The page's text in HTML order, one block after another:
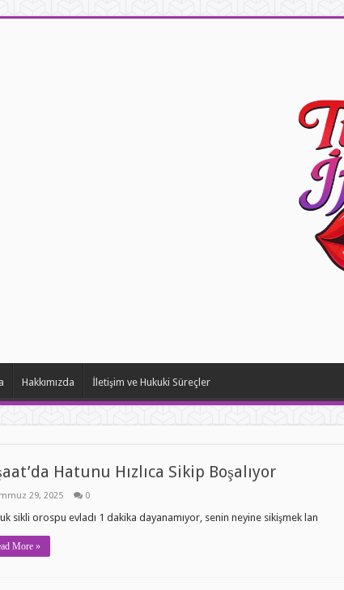
Hakkımızda İletişim ve Hukuki Süreçler
Hatunu Hızlıca Sikip Boşalıyor
29, 2025 0
sikli orospu evladı 1 dakika dayanamıyor, senin neyine sikişmek lan
More »